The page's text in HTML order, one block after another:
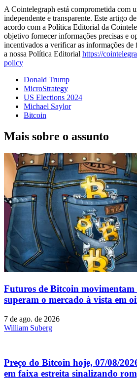
A Cointelegraph está comprometida com
independente e transparente. Este artigo
acordo com a Política Editorial da
objetivo fornecer informações precisas e
incentivados a verificar as informações de
a nossa Política Editorial https://
policy
Donald Trump
MicroStrategy
US Elections 2024
Michael Saylor
Bitcoin
Mais sobre o assunto
Futuros de Bitcoin movimentam
superam o mercado à vista em
7 de ago. de 2026
William Suberg
Preço do Bitcoin hoje, 07/08/
em faixa estreita sinalizando